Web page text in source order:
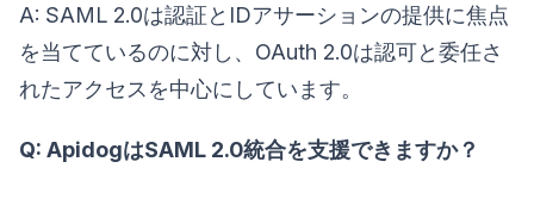
A: SAML 2.0は認証とIDアサーションの提供に焦点
を当てているのに対し、OAuth 2.0は認可と委任さ
れたアクセスを中心にしています。
Q: ApidogはSAML 2.0統合を支援できますか？